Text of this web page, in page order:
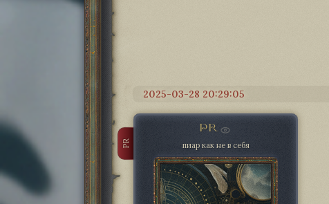
2025-03-28 20:29:05
PR
PR пиар как не в себя